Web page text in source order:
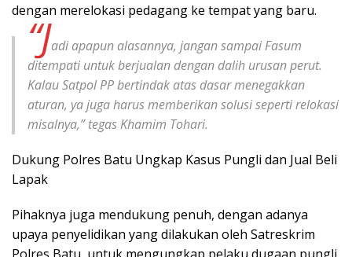
dengan merelokasi pedagang ke tempat yang baru.
“Jadi apapun alasannya, jangan sampai Fasum
ditempati untuk berjualan dengan dalih urusan perut.
Kalau Satpol PP bertindak atas dasar menegakkan
aturan, ya juga harus memberikan solusi seperti relokasi
misalnya,” tegas Khamim Tohari.
Dukung Polres Batu Ungkap Kasus Pungli dan Jual Beli
Lapak
Pihaknya juga mendukung penuh, dengan adanya
upaya penyelidikan yang dilakukan oleh Satreskrim